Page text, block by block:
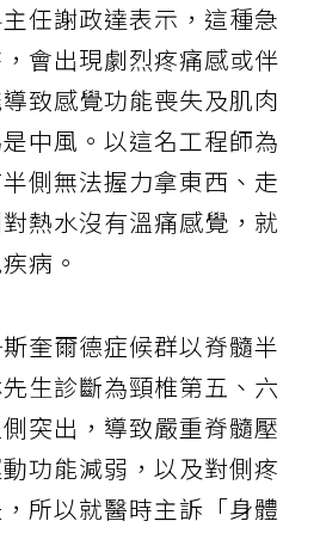
任謝政達表示，這種急
會出現劇烈疼痛感或伴
致感覺功能喪失及肌肉
中風。以這名工程師為
側無法握力拿東西、走
熱水沒有溫痛感覺，就
病。
奎爾德症候群以脊髓半
生診斷為頸椎第五、六
突出，導致嚴重脊髓壓
功能減弱，以及對側疼
所以就醫時主訴「身體